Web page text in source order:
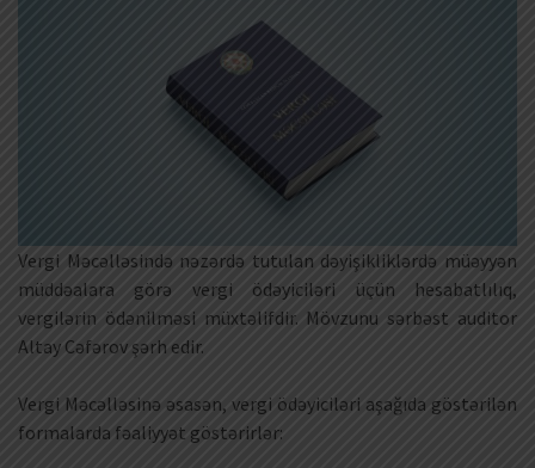
Vergi Məcəlləsində nəzərdə tutulan dəyişikliklərdə müəyyən
müddəalara görə vergi ödəyiciləri üçün hesabatlılıq,
vergilərin ödənilməsi müxtəlifdir. Mövzunu sərbəst auditor
Altay Cəfərov şərh edir.
Vergi Məcəlləsinə əsasən, vergi ödəyiciləri aşağıda göstərilən
formalarda fəaliyyət göstərirlər: